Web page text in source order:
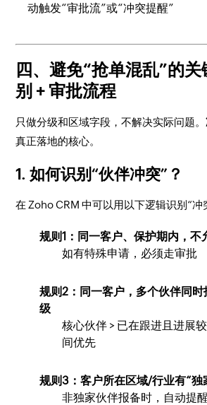
动触发“审批流”或“冲突提醒”
四、避免“抢单混乱”的
别 + 审批流程
只做分级和区域字段，不解决实际问题。
真正落地的核心。
1. 如何识别“伙伴冲突”？
在 Zoho CRM 中可以用以下逻辑识别“冲
规则1：同一客户、保护期内，不
如有特殊申请，必须走审批
规则2：同一客户，多个伙伴同
级
核心伙伴 > 已在跟进且进展
间优先
规则3：客户所在区域/行业有“独
非独家伙伴报备时，自动提